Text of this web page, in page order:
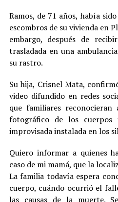
Ramos, de 71 años, había
escombros de su vivienda en
embargo, después de
trasladada en una
su rastro.
Su hija, Crisnel Mata,
video difundido en redes
que familiares
fotográfico de los cuerpos
improvisada instalada en los
Quiero informar a quienes
caso de mi mamá, que la
La familia todavía espera
cuerpo, cuándo ocurrió el
las causas de la muerte.